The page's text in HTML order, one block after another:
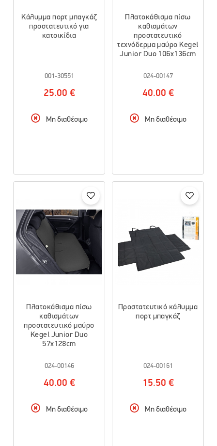
Κάλυμμα πορτ μπαγκάζ
προστατευτικό για
κατοικίδια
001-30551
25.00 €
Μη διαθέσιμο
Πλατοκάθισμα πίσω
καθισμάτων
προστατευτικό
τεχνόδερμα μαύρο Kegel
Junior Duo 106x136cm
024-00147
40.00 €
Μη διαθέσιμο
Πλατοκάθισμα πίσω
καθισμάτων
προστατευτικό μαύρο
Kegel Junior Duo
57x128cm
024-00146
40.00 €
Μη διαθέσιμο
Προστατευτικό κάλυμμα
πορτ μπαγκάζ
024-00161
15.50 €
Μη διαθέσιμο